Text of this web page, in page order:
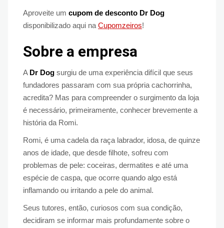
Aproveite um cupom de desconto Dr Dog
disponibilizado aqui na Cupomzeiros!
Sobre a empresa
A Dr Dog surgiu de uma experiência difícil que seus
fundadores passaram com sua própria cachorrinha,
acredita? Mas para compreender o surgimento da loja
é necessário, primeiramente, conhecer brevemente a
história da Romi.
Romi, é uma cadela da raça labrador, idosa, de quinze
anos de idade, que desde filhote, sofreu com
problemas de pele: coceiras, dermatites e até uma
espécie de caspa, que ocorre quando algo está
inflamando ou irritando a pele do animal.
Seus tutores, então, curiosos com sua condição,
decidiram se informar mais profundamente sobre o